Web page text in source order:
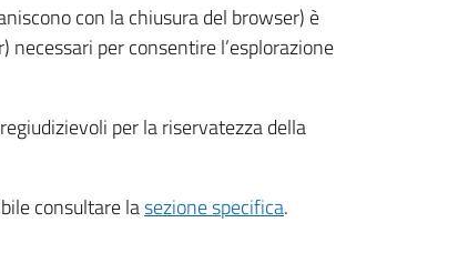
con la chiusura del browser) è
per consentire l’esplorazione
per la riservatezza della
consultare lasezione specifica.